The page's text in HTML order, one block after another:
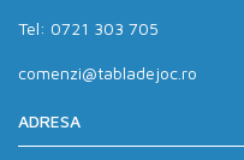
Tel: 0721 303 705
comenzi@tabladejoc.ro
ADRESA